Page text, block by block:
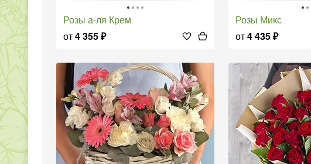
Розы а-ля Крем
от4 355₽
Розы Микс
от4 435₽